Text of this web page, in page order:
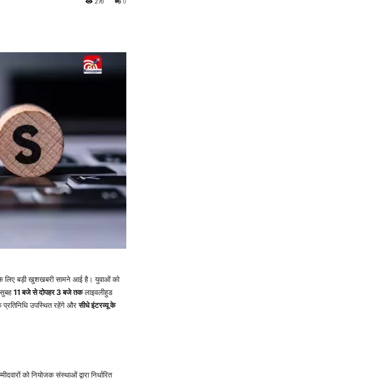
बड़ी खुशखबरी सामने आई है। युवाओं को
11 बजे से दोपहर 3 बजे तकलाइवलीहुड
प्रतिनिधि उपस्थित रहेंगे औरसीधे इंटरव्यू के
को नियोजक संस्थाओं द्वारा निर्धारित